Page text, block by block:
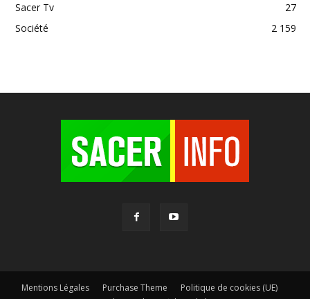
Sacer Tv
27
Société
2 159
Mentions Légales Purchase Theme
Politique de cookies (UE)